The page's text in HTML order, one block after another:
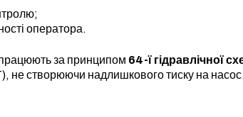
оператора.
за принципом 64-ї гідравлічної
не створюючи надлишкового тиску на